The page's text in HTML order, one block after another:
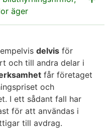
för en
i sådan användning som
att personbilen
användningen berättigar
används i
leder privat bruk
i verksamhet
äger
Momsen kan
momspliktiga
har anskaffats
delvis för
och till andra delar i
får företaget
och
I ett sådant fall har
för att användas i
till avdrag.